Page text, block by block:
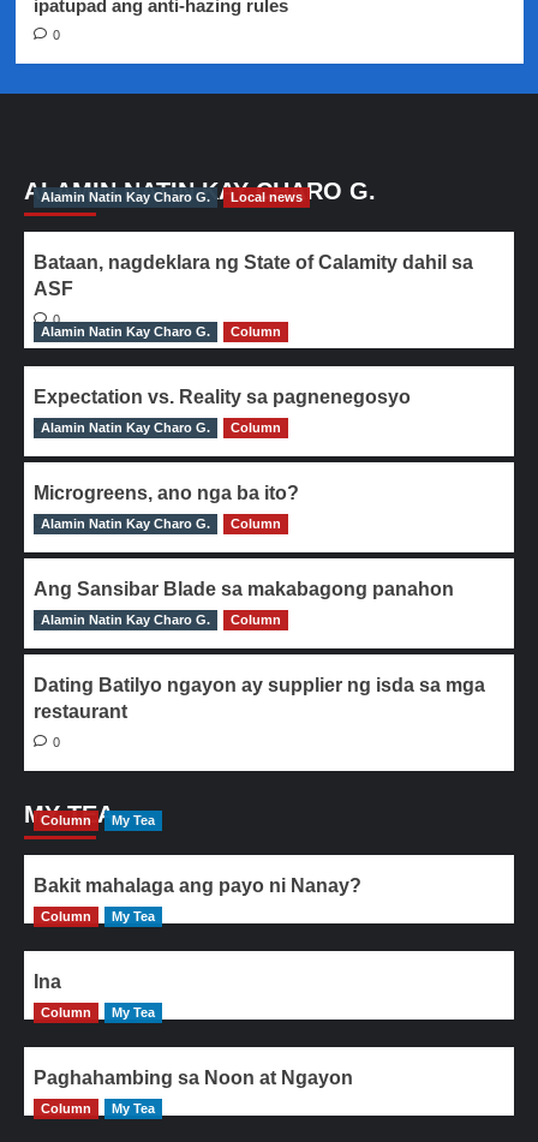
ipatupad ang anti-hazing rules
0
ALAMIN NATIN KAY CHARO G.
Alamin Natin Kay Charo G. Local news
Bataan, nagdeklara ng State of Calamity dahil sa
ASF
0
Alamin Natin Kay Charo G.
Column
Expectation vs. Reality sa pagnenegosyo
0
Alamin Natin Kay Charo G. Column
Microgreens, ano nga ba ito?
0
Alamin Natin Kay Charo G. Column
Ang Sansibar Blade sa makabagong panahon
0
Alamin Natin Kay Charo G. Column
Dating Batilyo ngayon ay supplier ng isda sa mga
restaurant
0
MY TEA
Column My Tea
Bakit mahalaga ang payo ni Nanay?
Column My Tea
Ina
Column My Tea
Paghahambing sa Noon at Ngayon
Column My Tea